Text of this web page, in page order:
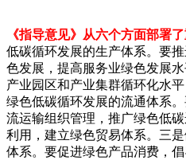
《指导意见》从六个方面部署
低碳循环发展的生产体系。要
色发展，提高服务业绿色发展
产业园区和产业集群循环化水
绿色低碳循环发展的流通体系
流运输组织管理，推广绿色低
利用，建立绿色贸易体系。三
体系。要促进绿色产品消费，